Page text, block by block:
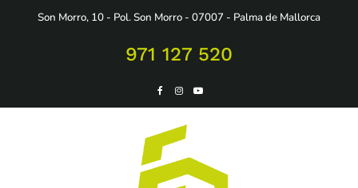
Son Morro, 10 - Pol. Son Morro - 07007 - Palma de Mallorca
971 127 520